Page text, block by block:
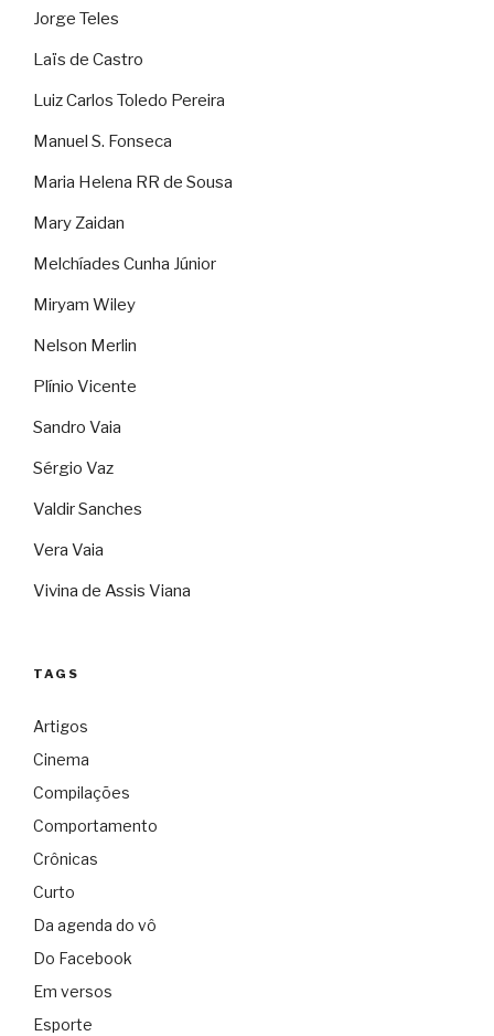
Jorge Teles
Laïs de Castro
Luiz Carlos Toledo Pereira
Manuel S. Fonseca
Maria Helena RR de Sousa
Mary Zaidan
Melchíades Cunha Júnior
Miryam Wiley
Nelson Merlin
Plínio Vicente
Sandro Vaia
Sérgio Vaz
Valdir Sanches
Vera Vaia
Vivina de Assis Viana
TAGS
Artigos
Cinema
Compilações
Comportamento
Crônicas
Curto
Da agenda do vô
Do Facebook
Em versos
Esporte